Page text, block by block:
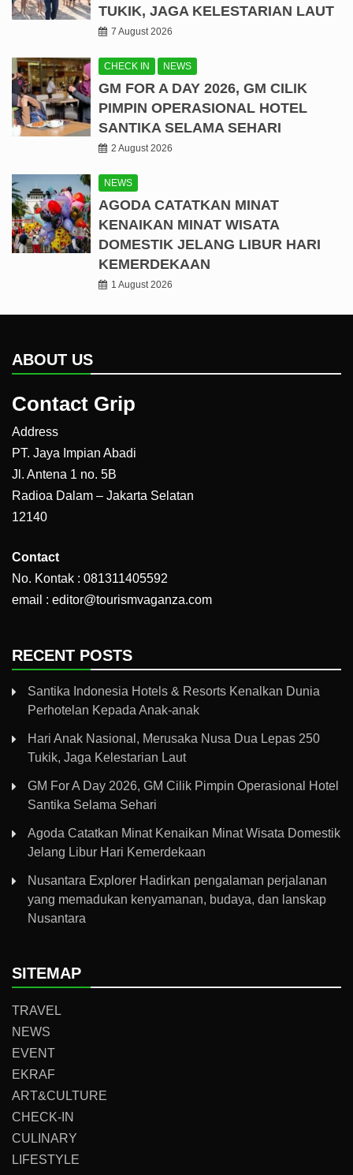
TUKIK, JAGA KELESTARIAN LAUT
7 August 2026
CHECK IN NEWS
GM FOR A DAY 2026, GM CILIK
PIMPIN OPERASIONAL HOTEL
SANTIKA SELAMA SEHARI
2 August 2026
NEWS
AGODA CATATKAN MINAT
KENAIKAN MINAT WISATA
DOMESTIK JELANG LIBUR HARI
KEMERDEKAAN
1 August 2026
ABOUT US
Contact Grip
Address
PT. Jaya Impian Abadi
Jl. Antena 1 no. 5B
Radioa Dalam – Jakarta Selatan
12140
Contact
No. Kontak : 081311405592
email : editor@tourismvaganza.com
RECENT POSTS
Santika Indonesia Hotels & Resorts Kenalkan Dunia
Perhotelan Kepada Anak-anak
Hari Anak Nasional, Merusaka Nusa Dua Lepas 250
Tukik, Jaga Kelestarian Laut
GM For A Day 2026, GM Cilik Pimpin Operasional Hotel
Santika Selama Sehari
Agoda Catatkan Minat Kenaikan Minat Wisata Domestik
Jelang Libur Hari Kemerdekaan
Nusantara Explorer Hadirkan pengalaman perjalanan
yang memadukan kenyamanan, budaya, dan lanskap
Nusantara
SITEMAP
TRAVEL
NEWS
EVENT
EKRAF
ART&CULTURE
CHECK-IN
CULINARY
LIFESTYLE